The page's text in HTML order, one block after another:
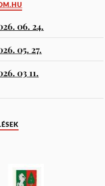
06. 24.
05. 27.
03 11.